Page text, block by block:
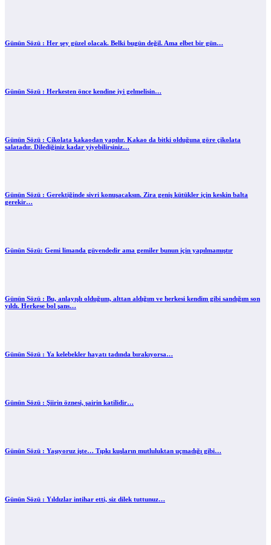
Günün Sözü : Her şey güzel olacak. Belki bugün değil. Ama elbet bir gün…
Günün Sözü : Herkesten önce kendine iyi gelmelisin…
Günün Sözü : Çikolata kakaodan yapılır. Kakao da bitki olduğuna göre çikolata
salatadır. Dilediğiniz kadar yiyebilirsiniz…
Günün Sözü : Gerektiğinde sivri konuşacaksın. Zira geniş kütükler için keskin balta
gerekir…
Günün Sözü: Gemi limanda güvendedir ama gemiler bunun için yapılmamıştır
Günün Sözü : Bu, anlayışlı olduğum, alttan aldığım ve herkesi kendim gibi sandığım son
yıldı. Herkese bol şans…
Günün Sözü : Ya kelebekler hayatı tadında bırakıyorsa…
Günün Sözü : Şiirin öznesi, şairin katilidir…
Günün Sözü : Yaşıyoruz işte… Tıpkı kuşların mutluluktan uçmadığı gibi…
Günün Sözü : Yıldızlar intihar etti, siz dilek tuttunuz…